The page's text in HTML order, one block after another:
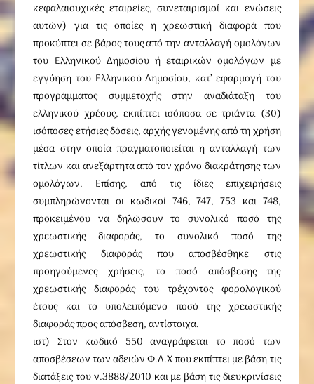
κεφαλαιουχικές εταιρείες, συνεταιρισμοί και ενώσεις
αυτών) για τις οποίες η χρεωστική διαφορά που
προκύπτει σε βάρος τους από την ανταλλαγή ομολόγων
του Ελληνικού Δημοσίου ή εταιρικών ομολόγων με
εγγύηση του Ελληνικού Δημοσίου, κατ’ εφαρμογή του
προγράμματος συμμετοχής στην αναδιάταξη του
ελληνικού χρέους, εκπίπτει ισόποσα σε τριάντα (30)
ισόποσες ετήσιες δόσεις, αρχής γενομένης από τη χρήση
μέσα στην οποία πραγματοποιείται η ανταλλαγή των
τίτλων και ανεξάρτητα από τον χρόνο διακράτησης των
ομολόγων. Επίσης, από τις ίδιες επιχειρήσεις
συμπληρώνονται οι κωδικοί 746, 747, 753 και 748,
προκειμένου να δηλώσουν το συνολικό ποσό της
χρεωστικής διαφοράς, το συνολικό ποσό της
χρεωστικής διαφοράς που αποσβέσθηκε στις
προηγούμενες χρήσεις, το ποσό απόσβεσης της
χρεωστικής διαφοράς του τρέχοντος φορολογικού
έτους και το υπολειπόμενο ποσό της χρεωστικής
διαφοράς προς απόσβεση, αντίστοιχα.
ιστ) Στον κωδικό 550 αναγράφεται το ποσό των
αποσβέσεων των αδειών Φ.Δ.Χ που εκπίπτει με βάση τις
διατάξεις του ν.3888/2010 και με βάση τις διευκρινίσεις